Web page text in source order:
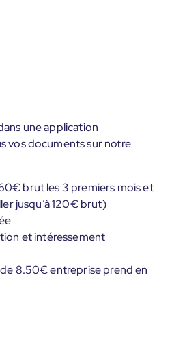
une application
vos documents sur notre
brut les 3 premiers mois et
jusqu’à 120€ brut)
et intéressement
8.50€ entreprise prend en